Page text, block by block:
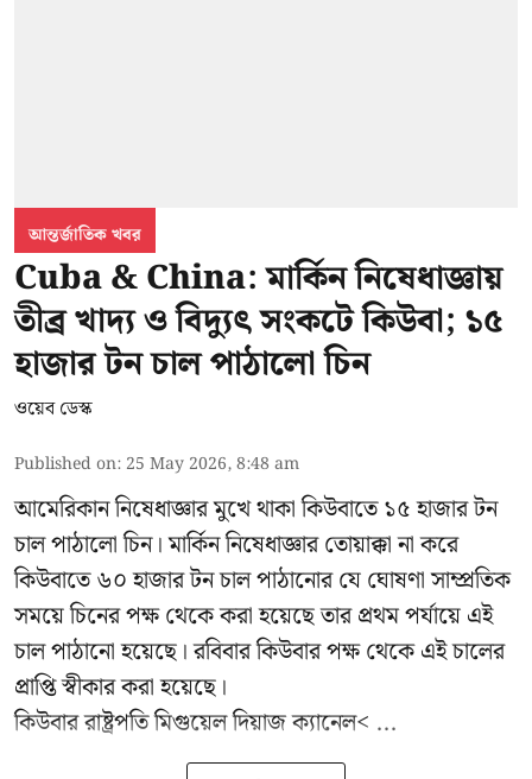
আন্তর্জাতিক খবর
Cuba & China: মার্কিন নিষেধাজ্ঞায়
তীব্র খাদ্য ও বিদ্যুৎ সংকটে কিউবা; ১৫
হাজার টন চাল পাঠালো চিন
ওয়েব ডেস্ক
Published on: 25 May 2026, 8:48 am
আমেরিকান নিষেধাজ্ঞার মুখে থাকা কিউবাতে ১৫ হাজার টন
চাল পাঠালো চিন। মার্কিন নিষেধাজ্ঞার তোয়াক্কা না করে
কিউবাতে ৬০ হাজার টন চাল পাঠানোর যে ঘোষণা সাম্প্রতিক
সময়ে চিনের পক্ষ থেকে করা হয়েছে তার প্রথম পর্যায়ে এই
চাল পাঠানো হয়েছে। রবিবার কিউবার পক্ষ থেকে এই চালের
প্রাপ্তি স্বীকার করা হয়েছে।
কিউবার রাষ্ট্রপতিমিগুয়েল দিয়াজ ক্যানেল< ...